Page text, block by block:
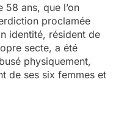
58 ans, que l’on
proclamée
identité, résident de
secte, a été
physiquement,
de ses six femmes et